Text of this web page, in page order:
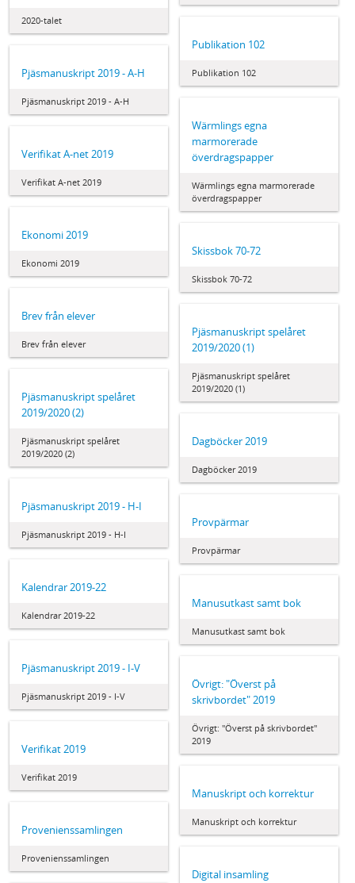
2020-talet
Publikation 102
Publikation 102
Pjäsmanuskript 2019 - A-H
Pjäsmanuskript 2019 - A-H
Wärmlings egna
marmorerade
överdragspapper
Wärmlings egna marmorerade
överdragspapper
Verifikat A-net 2019
Verifikat A-net 2019
Ekonomi 2019
Ekonomi 2019
Skissbok 70-72
Skissbok 70-72
Brev från elever
Brev från elever
Pjäsmanuskript spelåret
2019/2020 (1)
Pjäsmanuskript spelåret
2019/2020 (1)
Pjäsmanuskript spelåret
2019/2020 (2)
Pjäsmanuskript spelåret
2019/2020 (2)
Dagböcker 2019
Dagböcker 2019
Pjäsmanuskript 2019 - H-I
Pjäsmanuskript 2019 - H-I
Provpärmar
Provpärmar
Kalendrar 2019-22
Kalendrar 2019-22
Manusutkast samt bok
Manusutkast samt bok
Pjäsmanuskript 2019 - I-V
Pjäsmanuskript 2019 - I-V
Övrigt: "Överst på
skrivbordet" 2019
Övrigt: "Överst på skrivbordet"
2019
Verifikat 2019
Verifikat 2019
Manuskript och korrektur
Manuskript och korrektur
Provenienssamlingen
Provenienssamlingen
Digital insamling